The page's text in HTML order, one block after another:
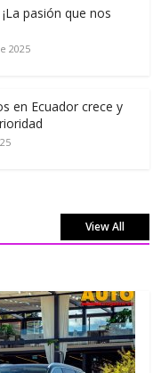
pasión que nos
2025
en Ecuador crece y
View All